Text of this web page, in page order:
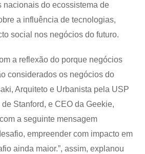
nacionais do ecossistema de
a influência de tecnologias,
social nos negócios do futuro.
a reflexão do porque negócios
considerados os negócios do
Arquiteto e Urbanista pela USP
Stanford, e CEO da Geekie,
a seguinte mensagem
empreender com impacto em
ainda maior.”, assim, explanou